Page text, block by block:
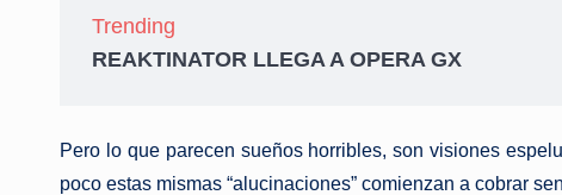
Trending
REAKTINATOR LLEGA A OPERA GX
Pero lo que parecen sueños horribles, son visiones
poco estas mismas “alucinaciones” comienzan a cobrar